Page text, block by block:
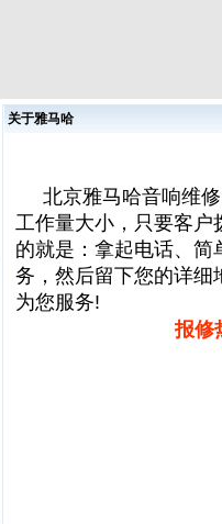
关于雅马哈
北京雅马哈音响维修
工作量大小，只要客户
的就是：拿起电话、
务，然后留下您的详细
为您服务!
报修